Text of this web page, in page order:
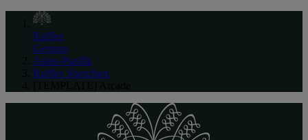
Raffles
German
Asien-Pazifik
Raffles Shenzhen